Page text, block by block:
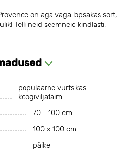
on aga väga lopsakas sort,
Telli neid seemneid kindlasti,
populaarne vürtsikas
köögiviljataim
70 - 100 cm
100 х 100 cm
päike